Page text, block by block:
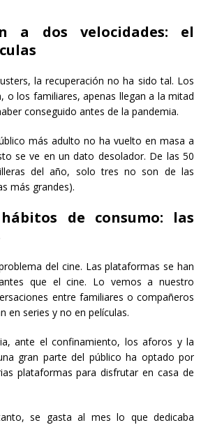
a dos velocidades: el
la recuperación no ha sido tal. Los
o los familiares, apenas llegan a la mitad
conseguido antes de la pandemia.
más adulto no ha vuelto en masa a
se ve en un dato desolador. De las 50
del año, solo tres no son de las
más grandes).
de consumo: las
del cine. Las plataformas se han
que el cine. Lo vemos a nuestro
entre familiares o compañeros
en series y no en películas.
ante el confinamiento, los aforos y la
gran parte del público ha optado por
plataformas para disfrutar en casa de
se gasta al mes lo que dedicaba